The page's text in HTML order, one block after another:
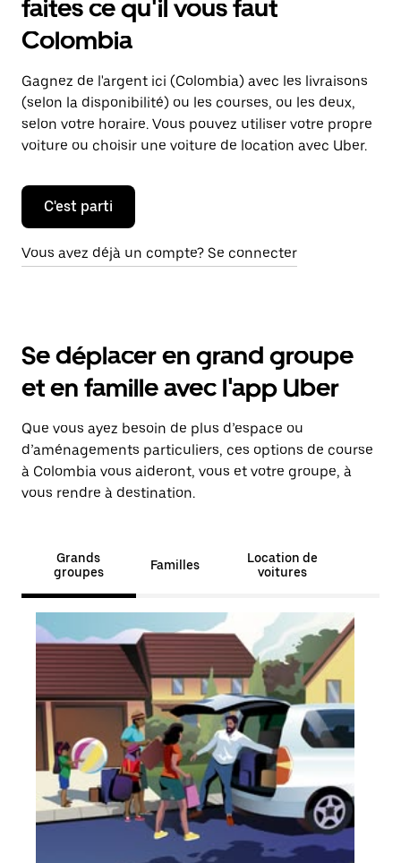
faites ce qu'il vous faut
Colombia
Gagnez de l'argent ici (Colombia) avec les livraisons
(selon la disponibilité) ou les courses, ou les deux,
selon votre horaire. Vous pouvez utiliser votre propre
voiture ou choisir une voiture de location avec Uber.
C'est parti
Vous avez déjà un compte? Se connecter
Se déplacer en grand groupe
et en famille avec l'app Uber
Que vous ayez besoin de plus d’espace ou
d’aménagements particuliers, ces options de course
à Colombia vous aideront, vous et votre groupe, à
vous rendre à destination.
Grands
groupes
Familles
Location de
voitures